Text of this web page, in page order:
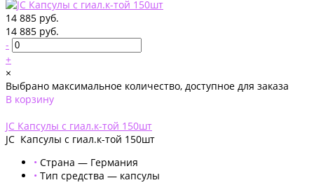
14 885 руб.
14 885 руб.
-
+
×
Выбрано максимальное количество, доступное для заказа
В корзину
JС Капсулы с гиал.к-той 150шт
JС Капсулы с гиал.к-той 150шт
• Страна — Германия
• Тип средства — капсулы